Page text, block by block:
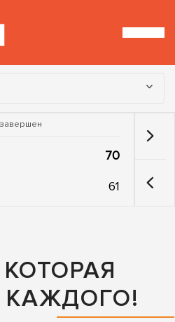
70
61
КАЖДОГО!